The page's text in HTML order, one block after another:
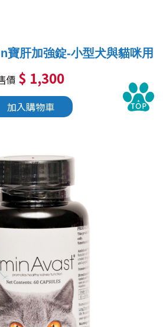
寶肝加強錠-小型犬與貓咪用
價 $ 1,300
加入購物車